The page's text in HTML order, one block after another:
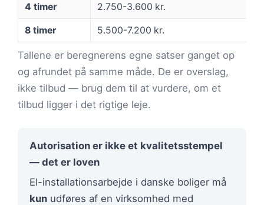
4 timer 2.750-3.600 kr.
8 timer 5.500-7.200 kr.
Tallene er beregnerens egne satser ganget op
og afrundet på samme måde. De er overslag,
ikke tilbud — brug dem til at vurdere, om et
tilbud ligger i det rigtige leje.
Autorisation er ikke et kvalitetsstempel
— det er loven
El-installationsarbejde i danske boliger må
kun udføres af en virksomhed med